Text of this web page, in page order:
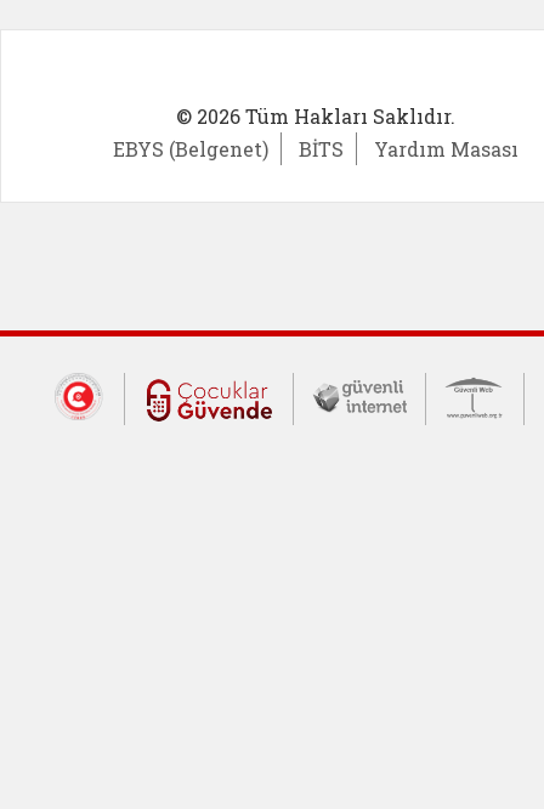
© 2026 Tüm Hakları Saklıdır.
EBYS (Belgenet)
BİTS Yardım Masası
Dış Bağlantılar
Cumhurbaşkanlığı İletişim Merkezi
Çocuklar Güvende (yeni
Güvenli